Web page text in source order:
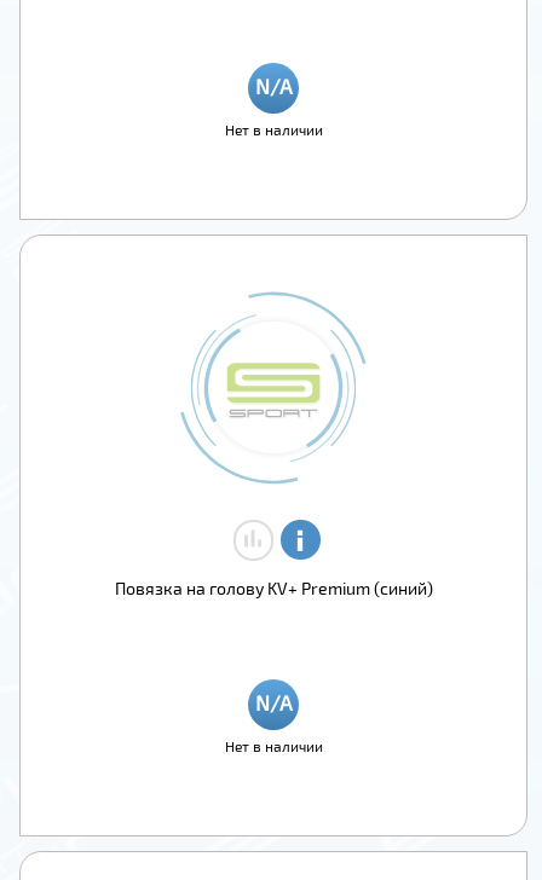
Нет в наличии
Повязка на голову KV+ Premium (синий)
Нет в наличии